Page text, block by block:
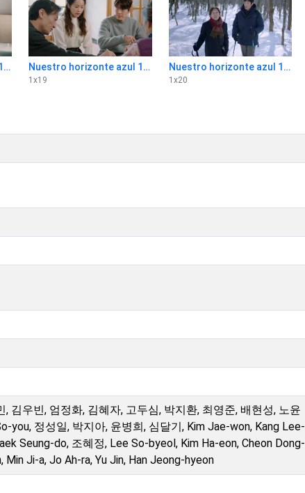
Nuestro horizonte azul 1x18 Nuestro horizonte azul 1x19
1 x19
Nuestro horizonte azul 1x20
1 x20
김우빈, 엄정화, 김혜자, 고두심, 박지환, 최영준, 배현성, 노윤
you, 정성일, 박지아, 윤병희, 심달기, Kim Jae-won, Kang Lee-
Seung-do, 조혜정, Lee So-byeol, Kim Ha-eon, Cheon Dong-
Ji-a, Jo Ah-ra, Yu Jin, Han Jeong-hyeon